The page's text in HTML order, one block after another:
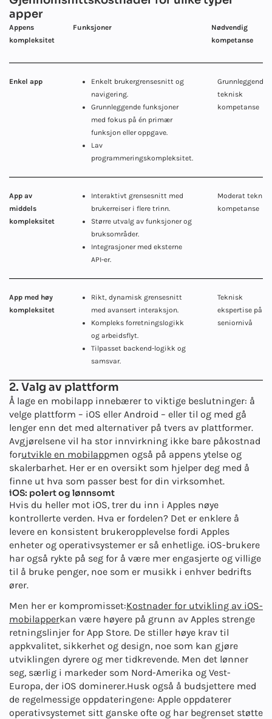
apper
Appens
kompleksitet
Funksjoner
Nødvendig
kompetanse
Enkel app
Enkelt brukergrensesnitt og
navigering.
Grunnleggende funksjoner
med fokus på én primær
funksjon eller oppgave.
Lav
programmeringskompleksitet.
Grunnleggende
teknisk
kompetanse
App av
middels
kompleksitet
Interaktivt grensesnitt med
brukerreiser i flere trinn.
Større utvalg av funksjoner og
bruksområder.
Integrasjoner med eksterne
API-er.
Moderat teknisk
kompetanse
App med høy
kompleksitet
Rikt, dynamisk grensesnitt
med avansert interaksjon.
Kompleks forretningslogikk
og arbeidsflyt.
Tilpasset backend-logikk og
samsvar.
Teknisk
ekspertise på
seniornivå
2. Valg av plattform
Å lage en mobilapp innebærer to viktige beslutninger: å
velge plattform – iOS eller Android – eller til og med gå
lenger enn det med alternativer på tvers av plattformer.
Avgjørelsene vil ha stor innvirkning ikke bare påkostnad
forutvikle en mobilappmen også på appens ytelse og
skalerbarhet. Her er en oversikt som hjelper deg med å
finne ut hva som passer best for din virksomhet.
iOS: polert og lønnsomt
Hvis du heller mot iOS, trer du inn i Apples nøye
kontrollerte verden. Hva er fordelen? Det er enklere å
levere en konsistent brukeropplevelse fordi Apples
enheter og operativsystemer er så enhetlige. iOS-brukere
har også rykte på seg for å være mer engasjerte og villige
til å bruke penger, noe som er musikk i enhver bedrifts
ører.
Men her er kompromisset:Kostnader for utvikling av iOS-
mobilapperkan være høyere på grunn av Apples strenge
retningslinjer for App Store. De stiller høye krav til
appkvalitet, sikkerhet og design, noe som kan gjøre
utviklingen dyrere og mer tidkrevende. Men det lønner
seg, særlig i markeder som Nord-Amerika og Vest-
Europa, der iOS dominerer.Husk også å budsjettere med
de regelmessige oppdateringene: Apple oppdaterer
operativsystemet sitt ganske ofte og har begrenset støtte